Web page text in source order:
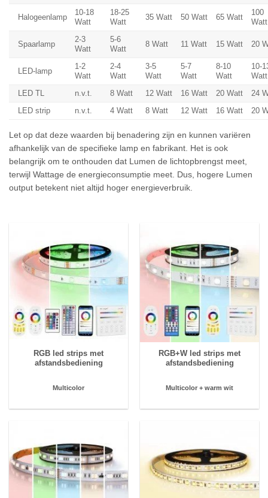
Halogeenlamp
10-18
Watt
18-25
Watt
35 Watt 50 Watt 65 Watt
100
Watt
Spaarlamp
2-3
Watt
5-6
Watt
8 Watt 11 Watt 15 Watt 20
LED-lamp
1-2
Watt
2-4
Watt
3-5
Watt
5-7
Watt
8-10
Watt
10-
Watt
LED TL n.v.t. 8 Watt 12 Watt 16 Watt 20 Watt 24
LED strip n.v.t. 4 Watt 8 Watt 12 Watt 16 Watt 20
Let op dat deze waarden bij benadering zijn en kunnen variëren
afhankelijk van de specifieke lamp en fabrikant. Het is ook
belangrijk om te onthouden dat Lumen de lichtopbrengst meet,
terwijl Wattage de energieconsumptie meet. Dus, hogere Lumen
output betekent niet altijd hoger energieverbruik.
RGB led strips met
afstandsbediening
Multicolor
RGB+W led strips met
afstandsbediening
Multicolor + warm wit